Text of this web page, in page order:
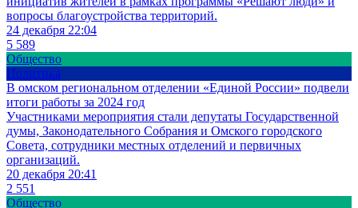
вопросы благоустройства территорий.
24 декабря 22:04
5 589
Общество
Политика
В омском региональном отделении «Единой России» подвели
итоги работы за 2024 год
Участниками мероприятия стали депутаты Государственной
думы, Законодательного Собрания и Омского городского
Совета, сотрудники местных отделений и первичных
организаций.
20 декабря 20:41
2 551
Общество